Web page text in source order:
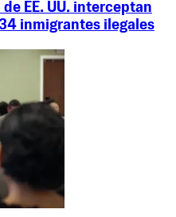
EE. UU. interceptan
inmigrantes ilegales